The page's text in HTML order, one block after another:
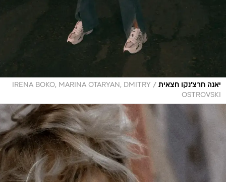
יאנה חרצ'נקו חצאית /
IRENA BOKO, MARINA OTARYAN, DMITRY
OSTROVSKI